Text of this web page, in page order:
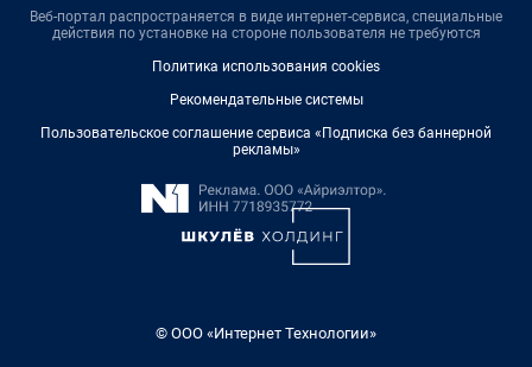
Веб-портал распространяется в виде интернет-сервиса, специальные
действия по установке на стороне пользователя не требуются
Политика использования cookies
Рекомендательные системы
Пользовательское соглашение сервиса «Подписка без баннерной
рекламы»
© ООО «Интернет Технологии»